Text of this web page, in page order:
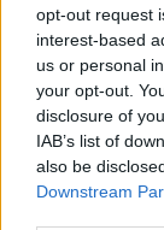
opt-out request
interest-based
us or personal
your opt-out.
disclosure of
IAB’s list of
also be
Downstream